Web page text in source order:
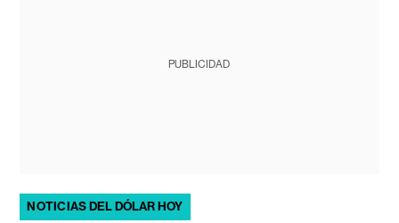
PUBLICIDAD
NOTICIAS DEL DÓLAR HOY